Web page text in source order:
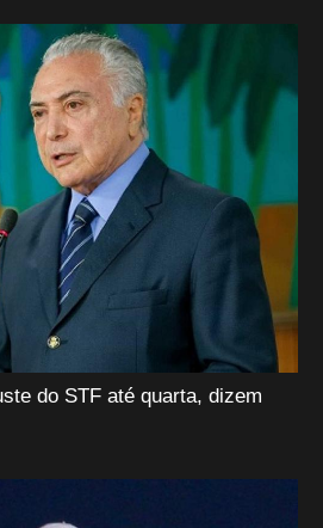
do STF até quarta, dizem